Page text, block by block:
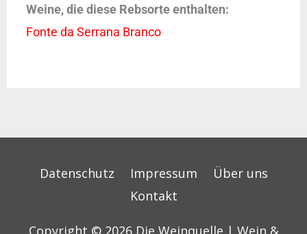
Weine, die diese Rebsorte enthalten:
Fonte da Serrana Branco
Datenschutz Impressum
Über uns
Kontakt
Copyright © 2026 Die Weinquelle | Wein &